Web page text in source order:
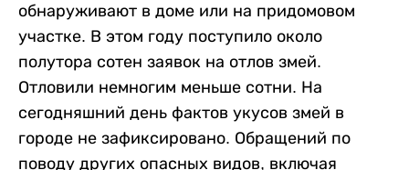
обнаруживают в доме или на придомовом
участке. В этом году поступило около
полутора сотен заявок на отлов змей.
Отловили немногим меньше сотни. На
сегодняшний день фактов укусов змей в
городе не зафиксировано. Обращений по
поводу других опасных видов, включая